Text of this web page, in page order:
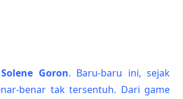
Solene Goron. Baru-baru ini, sejak
benar tak tersentuh. Dari game